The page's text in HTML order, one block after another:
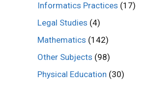
Informatics Practices (17)
Legal Studies (4)
Mathematics (142)
Other Subjects (98)
Physical Education (30)